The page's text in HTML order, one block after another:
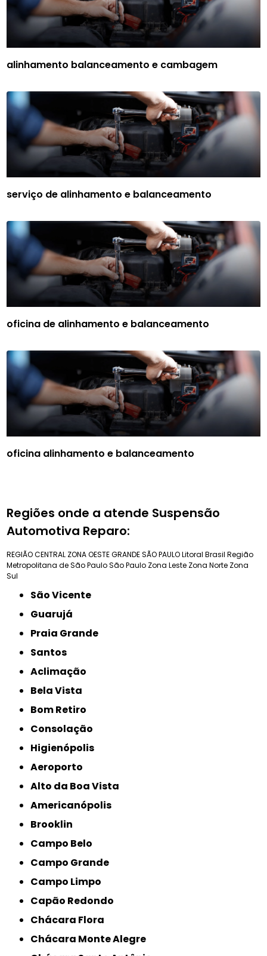
alinhamento balanceamento e cambagem
serviço de alinhamento e balanceamento
oficina de alinhamento e balanceamento
oficina alinhamento e balanceamento
Regiões onde a atende Suspensão
Automotiva Reparo:
REGIÃO CENTRAL ZONA OESTEGRANDE SÃO PAULOLitoral Brasil Região
Metropolitana de São PauloSão Paulo Zona Leste Zona Norte Zona
Sul
São Vicente
Guarujá
Praia Grande
Santos
Aclimação
Bela Vista
Bom Retiro
Consolação
Higienópolis
Aeroporto
Alto da Boa Vista
Americanópolis
Brooklin
Campo Belo
Campo Grande
Campo Limpo
Capão Redondo
Chácara Flora
Chácara Monte Alegre